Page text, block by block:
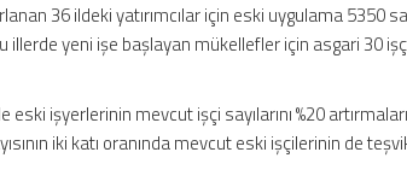
36 ildeki yatırımcılar için eski uygulama 5350
illerde yeni işe başlayan mükellefler için asgari 30
işyerlerinin mevcut işçi sayılarını %20
iki katı oranında mevcut eski işçilerinin de